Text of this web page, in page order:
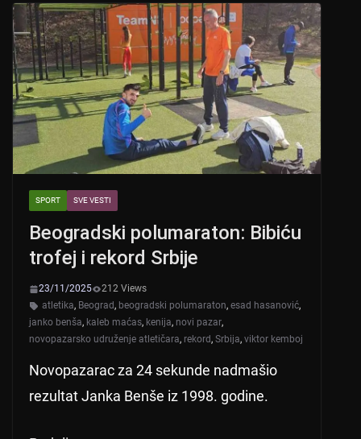
A
p
p
b
o
o
k
SPORT SVE VESTI
Beogradski polumaraton: Bibiću
trofej i rekord Srbije
23/11/2025
212 Views
atletika, Beograd, beogradski polumaraton, esad hasanović,
janko benša, kaleb maćas, kenija, novi pazar,
novopazarsko udruženje atletičara, rekord, Srbija, viktor kemboj
Novopazarac za 24 sekunde nadmašio
rezultat Janka Benše iz 1998. godine.